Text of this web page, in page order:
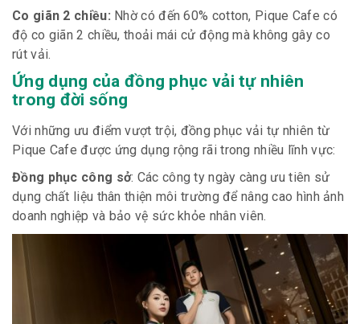
Co giãn 2 chiều: Nhờ có đến 60% cotton, Pique Cafe có
độ co giãn 2 chiều, thoải mái cử động mà không gây co
rút vải.
Ứng dụng của đồng phục vải tự nhiên
trong đời sống
Với những ưu điểm vượt trội, đồng phục vải tự nhiên từ
Pique Cafe được ứng dụng rộng rãi trong nhiều lĩnh vực:
Đồng phục công sở: Các công ty ngày càng ưu tiên sử
dụng chất liệu thân thiện môi trường để nâng cao hình ảnh
doanh nghiệp và bảo vệ sức khỏe nhân viên.